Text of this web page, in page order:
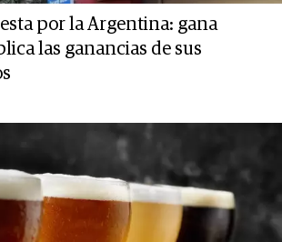
por la Argentina: gana
las ganancias de sus